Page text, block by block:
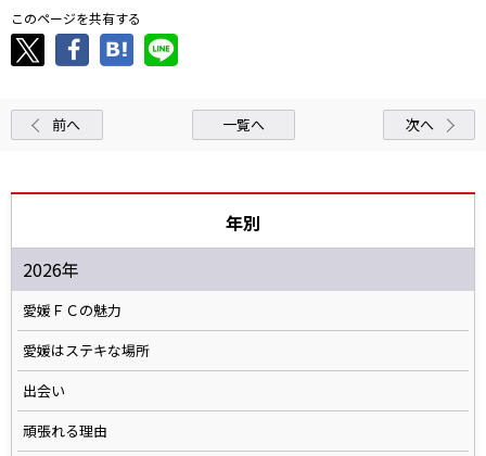
このページを共有する
前へ 一覧へ 次へ
年別
2026年
愛媛ＦＣの魅力
愛媛はステキな場所
出会い
頑張れる理由